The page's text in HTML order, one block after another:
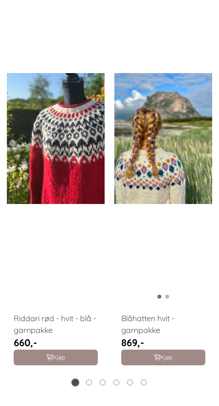
Riddari rød - hvit - blå -
garnpakke
660,-
Kjøp
Blåhatten hvit -
garnpakke
869,-
Kjøp